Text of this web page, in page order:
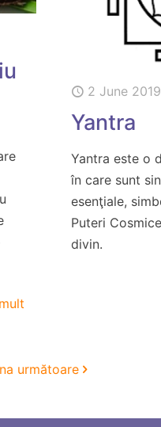
2 June 2019
Yantra
Yantra este o
în care sunt
esenţiale,
Puteri
divin.
următoare